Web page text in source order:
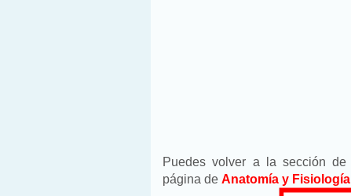
Puedes volver a la sección de
página de Anatomía y Fisiología